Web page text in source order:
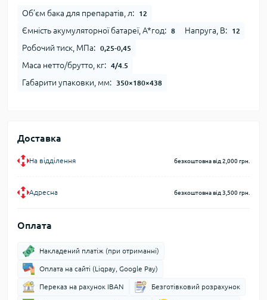
Об’єм бака для препаратів, л: 12
Ємність акумуляторної батареї, А*год: 8 Напруга, В: 12
Робочий тиск, МПа: 0,25-0,45
Маса нетто/брутто, кг: 4/4.5
Габарити упаковки, мм: 350×180×438
Доставка
На відділення безкоштовна від 2,000 грн.
Адресна безкоштовна від 3,500 грн.
Оплата
Накладений платіж (при отриманні)
Оплата на сайті (Liqpay, Google Pay)
Переказ на рахунок IBAN Безготівковий розрахунок